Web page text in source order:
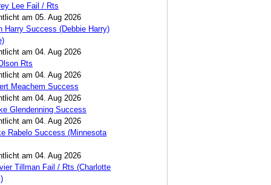
Lee Fail / Rts
am 05. Aug 2026
Harry Success (Debbie Harry)
am 04. Aug 2026
Rts
am 04. Aug 2026
Meachem Success
am 04. Aug 2026
Glendenning Success
am 04. Aug 2026
Rabelo Success (Minnesota
am 04. Aug 2026
Tillman Fail / Rts (Charlotte